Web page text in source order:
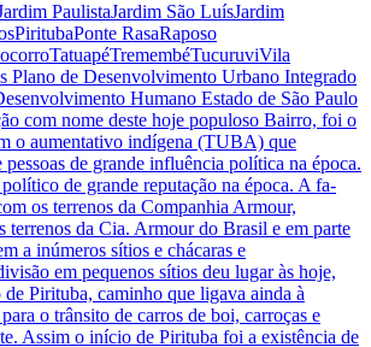
PaulistaJardim São LuísJardim
RasaRaposo
de Desenvolvimento Urbano Integrado
Humano Estado de São Paulo
com nome deste hoje populoso Bairro, foi o
o aumentativo indígena (TUBA) que
de grande influên­cia política na época.
de grande reputação na época. A fa­
os terrenos da Companhia Armour,
terrenos da Cia. Armour do Brasil e em parte
a inúmeros sítios e chácaras e
em pequenos sítios deu lugar às hoje,
Pirituba, cami­nho que ligava ainda à
o trânsito de carros de boi, carroças e
Assim o início de Pirituba foi a existência de